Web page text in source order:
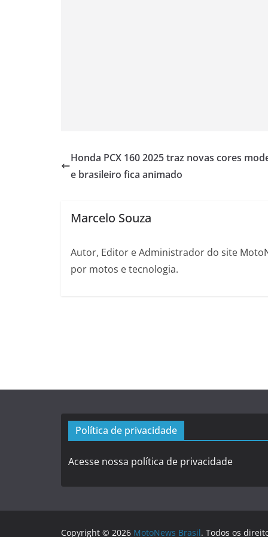
Honda PCX 160 2025 traz novas cores
e brasileiro fica animado
Marcelo Souza
Autor, Editor e Administrador do site
por motos e tecnologia.
Política de privacidade
Acesse nossa política de privacidade
Copyright © 2026 MotoNews Brasil. Todos os